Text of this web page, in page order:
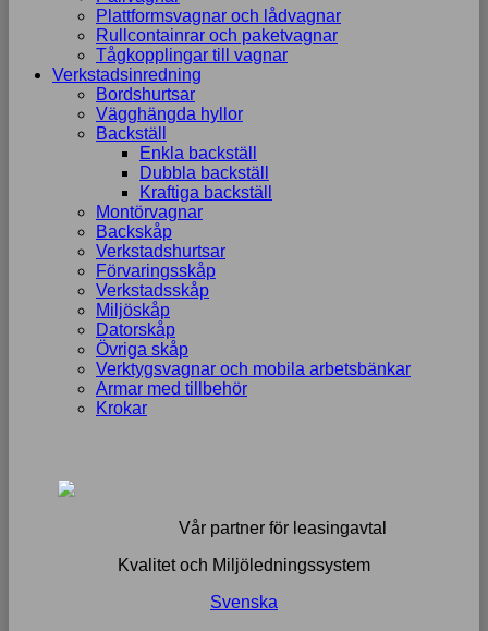
Plattformsvagnar och lådvagnar
Rullcontainrar och paketvagnar
Tågkopplingar till vagnar
Verkstadsinredning
Bordshurtsar
Vägghängda hyllor
Backställ
Enkla backställ
Dubbla backställ
Kraftiga backställ
Montörvagnar
Backskåp
Verkstadshurtsar
Förvaringsskåp
Verkstadsskåp
Miljöskåp
Datorskåp
Övriga skåp
Verktygsvagnar och mobila arbetsbänkar
Armar med tillbehör
Krokar
Vår partner för leasingavtal
Kvalitet och Miljöledningssystem
Svenska